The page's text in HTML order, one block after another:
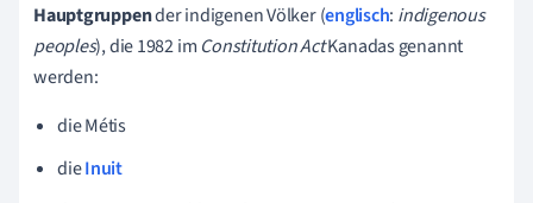
Hauptgruppender indigenen Völker (englisch: indigenous
peoples), die 1982 im Constitution ActKanadas genannt
werden:
die Métis
dieInuit